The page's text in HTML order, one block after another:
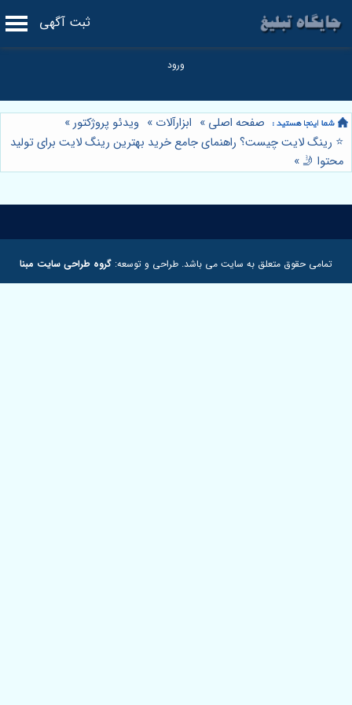
ثبت آگهی
صفحه اصلی » ابزارآلات » ویدئو پروژکتور»
⭐️ رینگ لایت چیست؟ راهنمای جامع خرید بهترین رینگ لایت برای تولید
محتوا 🤳 »
تمامی حقوق متعلق به سایت می باشد. طراحی و توسعه: گروه طراحی سایت مبنا